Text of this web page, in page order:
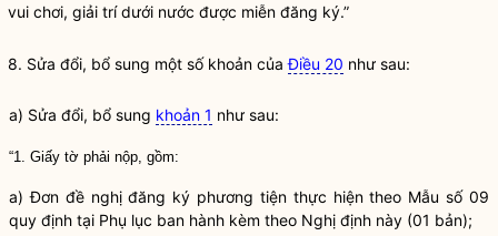
vui chơi, giải trí dưới nước được miễn đăng ký.”
8. Sửa đổi, bổ sung một số khoản củaĐiều 20 như sau:
a) Sửa đổi, bổ sung khoản 1 như sau:
“1. Giấy tờ phải nộp, gồm:
a) Đơn đề nghị đăng ký phương tiện thực hiện theo Mẫu số 09
quy định tại Phụ lục ban hành kèm theo Nghị định này (01 bản);